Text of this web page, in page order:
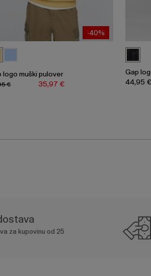
-40%
logo muški pulover
35,97 €
€
Gap
44,95 €
za kupovinu od 25